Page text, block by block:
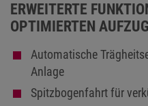
ERWEITERTE
OPTIMIERTEN
Automatische
Anlage
Spitzbogenfahrt für